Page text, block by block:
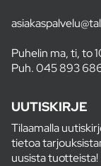
Puhelin ma, ti, to
Puh.045 893
UUTISKIRJE
Tilaamalla
tietoa
uusista tuotteista!